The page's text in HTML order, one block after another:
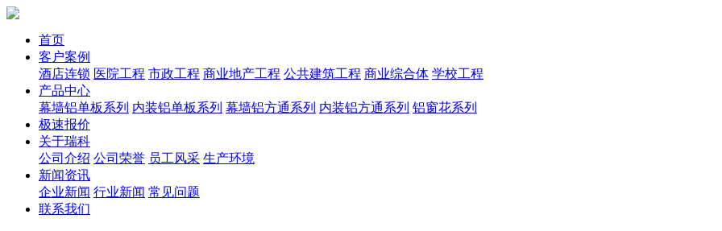
首页
客户案例
酒店连锁 医院工程 市政工程 商业地产工程 公共建筑工程 商业综合体 学校工程
产品中心
幕墙铝单板系列 内装铝单板系列 幕墙铝方通系列 内装铝方通系列 铝窗花系列
极速报价
关于瑞科
公司介绍 公司荣誉 员工风采 生产环境
新闻资讯
企业新闻 行业新闻 常见问题
联系我们